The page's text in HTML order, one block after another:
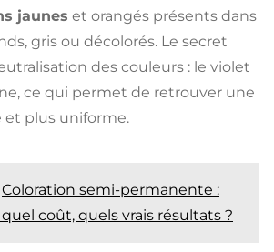
jaunes et orangés présents dans
gris ou décolorés. Le secret
des couleurs : le violet
ce qui permet de retrouver une
plus uniforme.
Coloration semi-permanente :
coût, quels vrais résultats ?